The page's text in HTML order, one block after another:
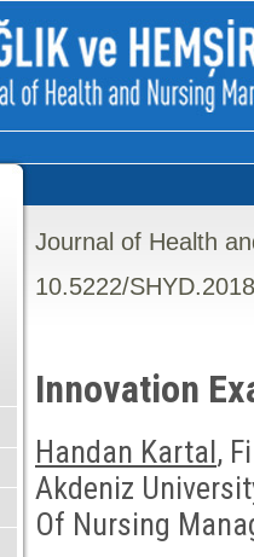
Journal of Health
10.5222/
Innovation
Handan Kartal,
Akdeniz
Of Nursing